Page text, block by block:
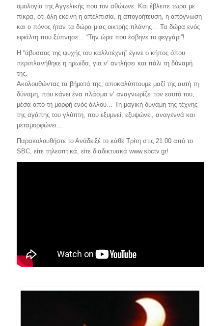
ομολογία της Αγγελικής που τον αθώωνε. Και έβλεπε τώρα με
πίκρα, ότι όλη εκείνη η απελπισία, η απογοήτευση, η απόγνωση
και ο πόνος ήταν τα δώρα μιας οικτρής πλάνης… Τα δώρα ενός
εφιάλτη που ξύπνησε… “Την ώρα που έσβηνε το φεγγάρι”!
Η “άβυσσος της ψυχής του καλλιτέχνη” έγινε ο κήπος όπου
περιπλανήθηκε η ηρωίδα, για ν’ αντλήσει και πάλι τη δύναμή
της.
Ακολουθώντας τα βήματά της, αποκαλύπτουμε μαζί της αυτή τη
δύναμη, που κάνει ένα πλάσμα ν’ αναγνωρίζει τον εαυτό του,
μέσα από τη μορφή ενός άλλου… Τη μαγική δύναμη της τέχνης
της αγάπης του γλύπτη, που εξυμνεί, εξυψώνει, αναγεννά και
μεταμορφώνει…
Παρακολουθήστε το Ανάδειξέ το κάθε Τρίτη στις 21:00 από το
SBC, είτε τηλεοπτικά, είτε διαδικτυακά www.sbctv.gr!